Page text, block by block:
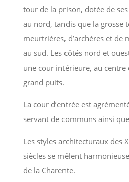
tour de la prison, dotée de
au nord, tandis que la grosse
meurtrières, d’archères et de
au sud. Les côtés nord et
une cour intérieure, au centre
grand puits.
La cour d’entrée est
servant de communs ainsi
Les styles architecturaux des
siècles se mêlent
de la Charente.